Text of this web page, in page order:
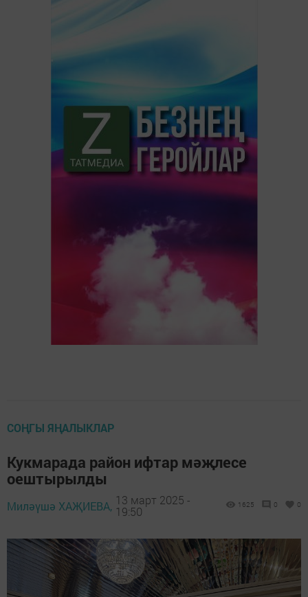
СОҢГЫ ЯҢАЛЫКЛАР
Кукмарада район ифтар мәҗлесе
оештырылды
Миләүшә ХАҖИЕВА, 13 март 2025 -
19:50
1625 0 0